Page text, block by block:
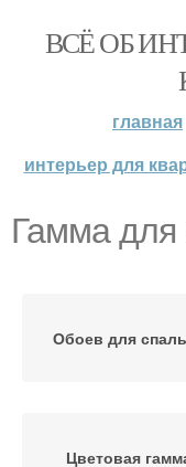
ВСЁ ОБ
главная
интерьер для
Гамма для
Обоев для
Цветовая